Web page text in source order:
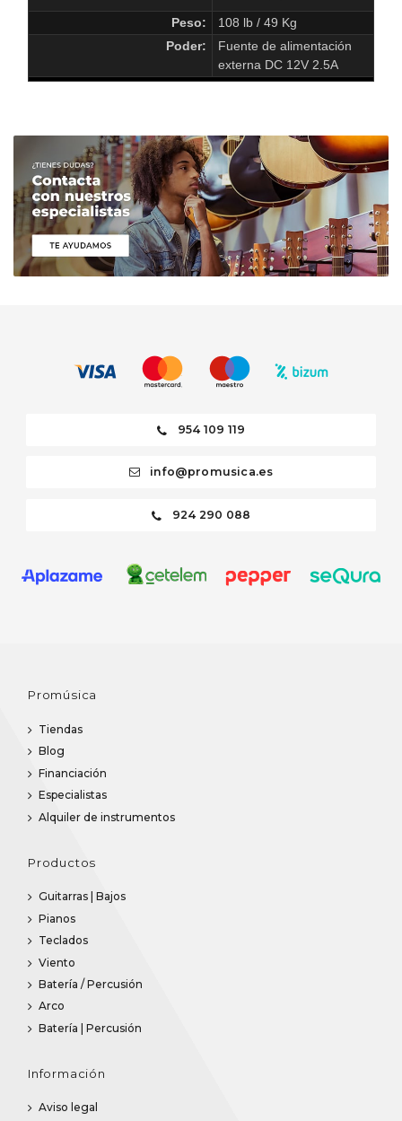
Peso:
108 lb / 49 Kg
Poder:
Fuente de alimentación
externa DC 12V 2.5A
954 109 119
info@promusica.es
924 290 088
Promúsica
Tiendas
Blog
Financiación
Especialistas
Alquiler de instrumentos
Productos
Guitarras | Bajos
Pianos
Teclados
Viento
Batería / Percusión
Arco
Batería | Percusión
Información
Aviso legal